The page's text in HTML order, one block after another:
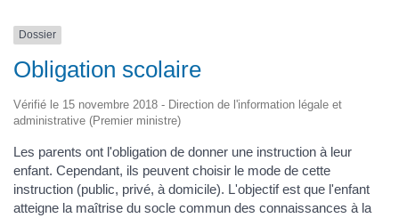
Dossier
Obligation scolaire
Vérifié le 15 novembre 2018 - Direction de l'information légale et
administrative (Premier ministre)
Les parents ont l'obligation de donner une instruction à leur
enfant. Cependant, ils peuvent choisir le mode de cette
instruction (public, privé, à domicile). L'objectif est que l'enfant
atteigne la maîtrise du socle commun des connaissances à la